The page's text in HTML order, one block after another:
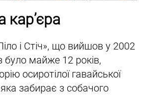
кар’єра
і Стіч», що вийшов у 2002
було майже 12 років,
осиротілої гавайської
забирає з собачого